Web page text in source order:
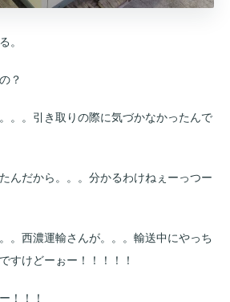
。
？
。。引き取りの際に気づかなかったんで
んだから。。。分かるわけねぇーっつー
。西濃運輸さんが。。。輸送中にやっち
すけどーぉー！！！！！
！！！